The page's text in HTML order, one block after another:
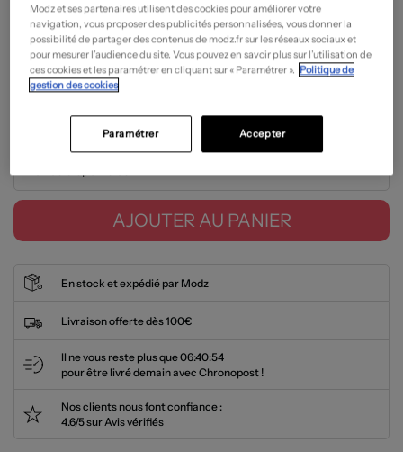
ABSORBA
Chapeau - Fermeture liens à nouer- Outlet
5,98€
Prix boutique : 19,90€
AJOUTER AU PANIER
En stock et expédié par Modz
Livraison offerte dès 100€
Il ne vous reste plus que06:40:54
pour être livré demain avec Chronopost !
Nos clients nous font confiance :
4.6/5 sur Avis vérifiés
Modz et ses partenaires utilisent des cookies pour améliorer votre
navigation, vous proposer des publicités personnalisées, vous donner la
possibilité de partager des contenus de modz.fr sur les réseaux sociaux et
pour mesurer l’audience du site. Vous pouvez en savoir plus sur l’utilisation de
ces cookies et les paramétrer en cliquant sur « Paramétrer ». Politique de
gestion des cookies
Accepter
Paramétrer